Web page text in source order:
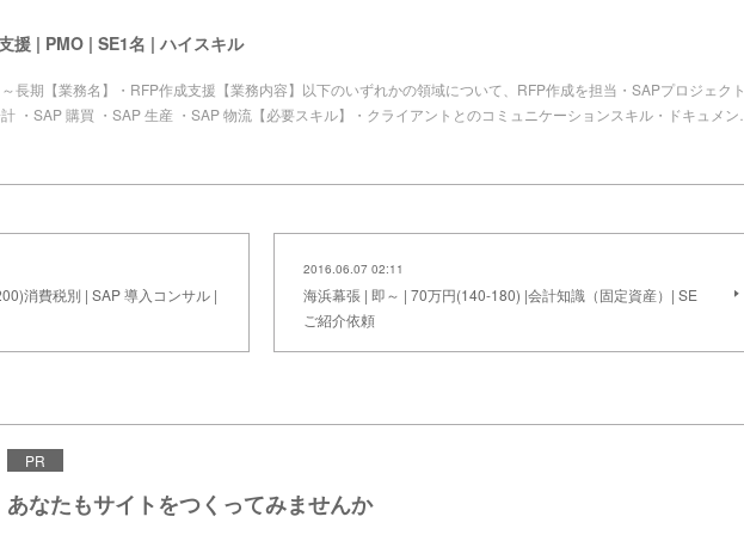
援 | PMO | SE1名 | ハイスキル
長期【業務名】・RFP作成支援【業務内容】以下のいずれかの領域について、RFP作成を担当・SAPプロジェク
・SAP 購買 ・SAP 生産 ・SAP 物流【必要スキル】・クライアントとのコミュニケーションスキル・ドキュメ
消費税別 | SAP 導入コンサル |
2016.06.07 02:11
海浜幕張 | 即～ | 70万円(140-180) |会計知識（固定資産）| SE
ご紹介依頼
PR
あなたもサイトをつくってみませんか